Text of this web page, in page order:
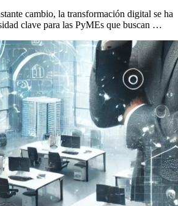
cambio, la transformación digital se ha
clave para las PyMEs que buscan …